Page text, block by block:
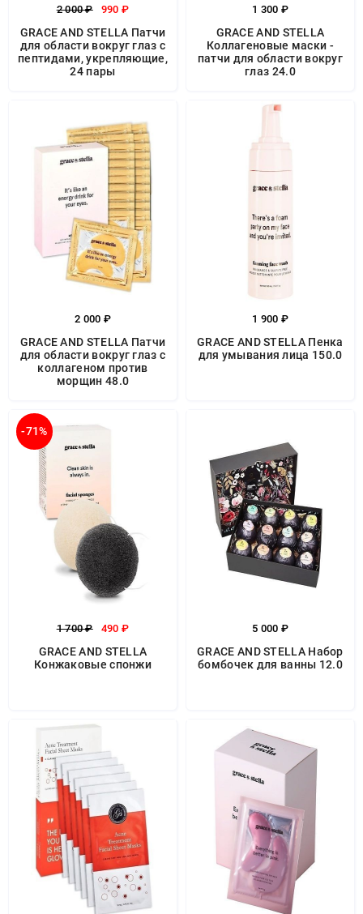
2 000 ₽ 990 ₽
GRACE AND STELLA Патчи
для области вокруг глаз с
пептидами, укрепляющие,
24 пары
1 300 ₽
GRACE AND STELLA
Коллагеновые маски -
патчи для области вокруг
глаз 24.0
2 000 ₽
GRACE AND STELLA Патчи
для области вокруг глаз с
коллагеном против
морщин 48.0
1 900 ₽
GRACE AND STELLA Пенка
для умывания лица 150.0
-71%
1 700 ₽ 490 ₽
GRACE AND STELLA
Конжаковые спонжи
5 000 ₽
GRACE AND STELLA Набор
бомбочек для ванны 12.0